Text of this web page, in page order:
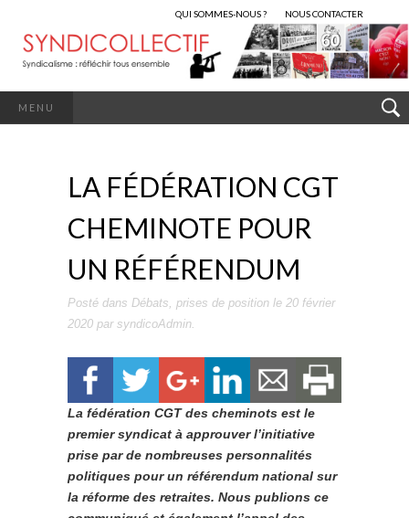
QUI SOMMES-NOUS ? NOUS CONTACTER
MENU
LA FÉDÉRATION CGT
CHEMINOTE POUR
UN RÉFÉRENDUM
Posté dans Débats, prises de position le 20 février
2020 par syndicoAdmin.
La fédération CGT des cheminots est le
premier syndicat à approuver l’initiative
prise par de nombreuses personnalités
politiques pour un référendum national sur
la réforme des retraites. Nous publions ce